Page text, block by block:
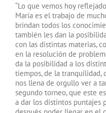
“Lo que vemos hoy
María es el trabajo de
brindan todos los
también les dan la
con las distintas materias,
en la resolución de
da la posibilidad a los
tiempos, de la tranquilidad,
nos llena de orgullo ver a
segundo torneo, que este
a dar los distintos puntajes